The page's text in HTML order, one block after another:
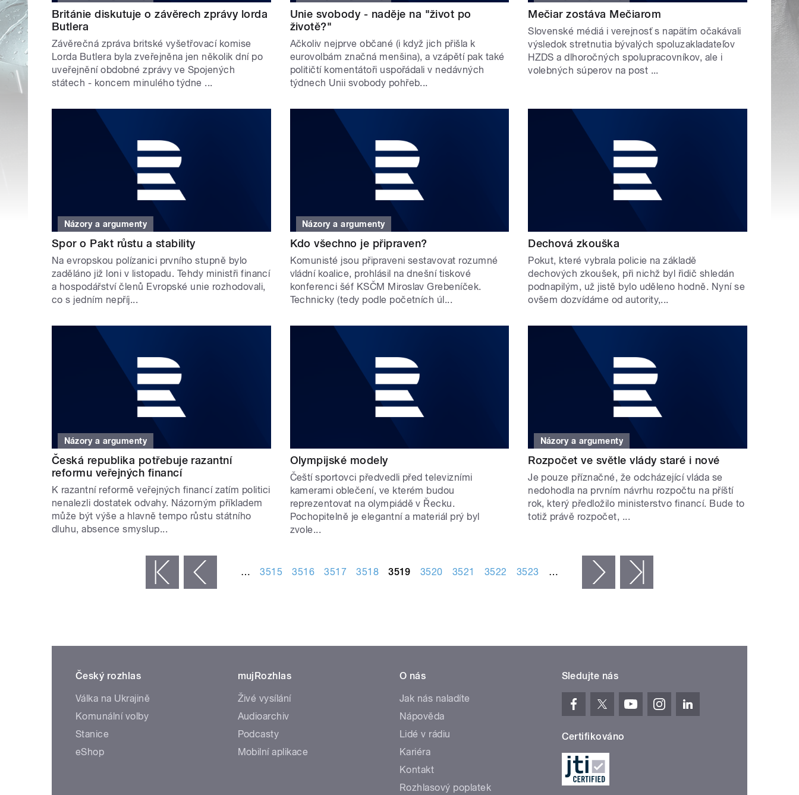
Británie diskutuje o závěrech zprávy lorda
Butlera
Závěrečná zpráva britské vyšetřovací komise
Lorda Butlera byla zveřejněna jen několik dní po
uveřejnění obdobné zprávy ve Spojených
státech - koncem minulého týdne ...
Unie svobody - naděje na "život po
životě?"
Ačkoliv nejprve občané (i když jich přišla k
eurovolbám značná menšina), a vzápětí pak také
političtí komentátoři uspořádali v nedávných
týdnech Unii svobody pohřeb...
Mečiar zostáva Mečiarom
Slovenské médiá i verejnosť s napätím očakávali
výsledok stretnutia bývalých spoluzakladateľov
HZDS a dlhoročných spolupracovníkov, ale i
volebných súperov na post ...
Názory a argumenty
Spor o Pakt růstu a stability
Na evropskou polízanici prvního stupně bylo
zaděláno již loni v listopadu. Tehdy ministři financí
a hospodářství členů Evropské unie rozhodovali,
co s jedním nepříj...
Názory a argumenty
Kdo všechno je připraven?
Komunisté jsou připraveni sestavovat rozumné
vládní koalice, prohlásil na dnešní tiskové
konferenci šéf KSČM Miroslav Grebeníček.
Technicky (tedy podle početních úl...
Dechová zkouška
Pokut, které vybrala policie na základě
dechových zkoušek, při nichž byl řidič shledán
podnapilým, už jistě bylo uděleno hodně. Nyní se
ovšem dozvídáme od autority,...
Názory a argumenty
Česká republika potřebuje razantní
reformu veřejných financí
K razantní reformě veřejných financí zatím politici
nenalezli dostatek odvahy. Názorným příkladem
může být výše a hlavně tempo růstu státního
dluhu, absence smyslup...
Olympijské modely
Čeští sportovci předvedli před televizními
kamerami oblečení, ve kterém budou
reprezentovat na olympiádě v Řecku.
Pochopitelně je elegantní a materiál prý byl
zvole...
Názory a argumenty
Rozpočet ve světle vlády staré i nové
Je pouze příznačné, že odcházející vláda se
nedohodla na prvním návrhu rozpočtu na příští
rok, který předložilo ministerstvo financí. Bude to
totiž právě rozpočet, ...
‹ předchozí … 3515 3516 3517 3518 3519 3520 3521 3522 3523 … následující ›
Český rozhlas
Válka na Ukrajině
Komunální volby
Stanice
eShop
mujRozhlas
Živé vysílání
Audioarchiv
Podcasty
Mobilní aplikace
O nás
Jak nás naladíte
Nápověda
Lidé v rádiu
Kariéra
Kontakt
Rozhlasový poplatek
Sledujte nás
Certifikováno